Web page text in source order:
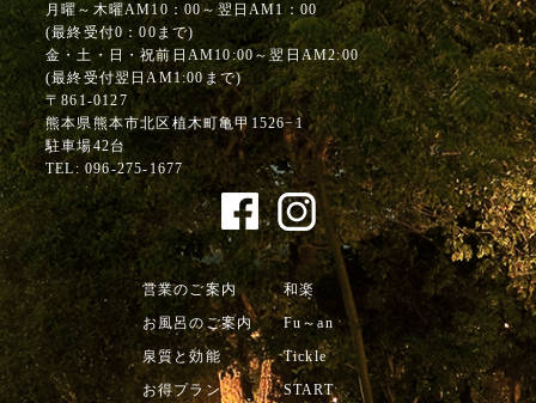
月曜～木曜AM10：00～翌日AM1：00
(最終受付0：00まで)
金・土・日・祝前日AM10:00～翌日AM2:00
(最終受付翌日AM1:00まで)
〒861-0127
熊本県熊本市北区植木町亀甲1526−1
駐車場42台
TEL: 096-275-1677
営業のご案内
お風呂のご案内
泉質と効能
お得プラン
和楽
Fu～an
Tickle
START